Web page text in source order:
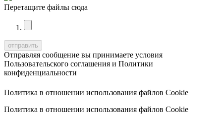
Перетащите файлы сюда
Отправляя сообщение вы принимаете условия
Пользовательского соглашения и Политики
конфиденциальности
Политика в отношении использования файлов Cookie
Политика в отношении использования файлов Cookie